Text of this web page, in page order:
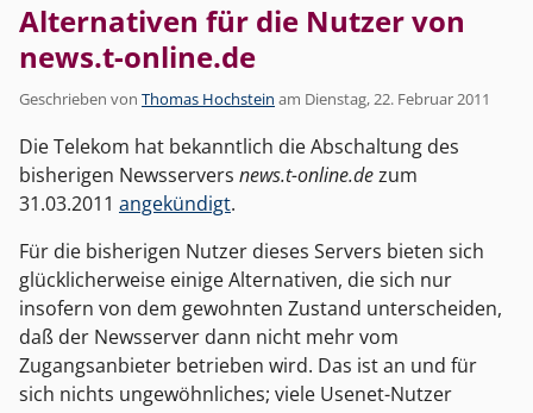
Alternativen für die Nutzer von
news.t-online.de
Geschrieben von Thomas Hochstein am Dienstag, 22. Februar 2011
Die Telekom hat bekanntlich die Abschaltung des
bisherigen Newsservers news.t-online.dezum
31.03.2011 angekündigt.
Für die bisherigen Nutzer dieses Servers bieten sich
glücklicherweise einige Alternativen, die sich nur
insofern von dem gewohnten Zustand unterscheiden,
daß der Newsserver dann nicht mehr vom
Zugangsanbieter betrieben wird. Das ist an und für
sich nichts ungewöhnliches; viele Usenet-Nutzer